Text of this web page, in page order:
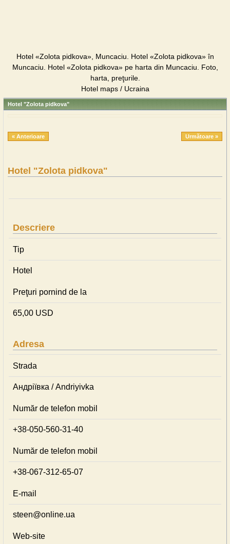
Hotel «Zolota pidkova», Muncaciu. Hotel «Zolota pidkova» în
Muncaciu. Hotel «Zolota pidkova» pe harta din Muncaciu. Foto,
harta, preţurile.
Hotel maps / Ucraina
Hotel "Zolota pidkova"
« Anterioare Următoare »
Hotel "Zolota pidkova"
Descriere
Tip
Hotel
Preţuri pornind de la
65,00 USD
Adresa
Strada
Андріївка / Andriyivka
Număr de telefon mobil
+38-050-560-31-40
Număr de telefon mobil
+38-067-312-65-07
E-mail
steen@online.ua
Web-site